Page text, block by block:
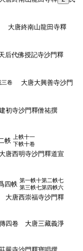
大唐終南山龍田寺釋
后代佛授記寺沙門釋
三卷
大唐大興善寺沙門
初寺沙門釋僧祐撰
帙
上帙十一
下帙十卷
唐西明寺沙門釋道宣
四帙 第一帙十第二帙七
第三帙七第四帙六
大唐西崇福寺沙門釋
四卷 大唐三藏義淨